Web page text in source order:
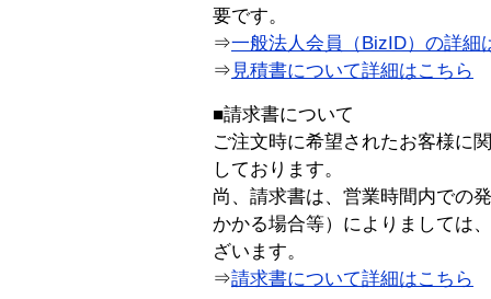
要です。
⇒一般法人会員（BizID）の詳細
⇒ 見積書について詳細はこちら
■請求書について
ご注文時に希望されたお客様に
しております。
尚、請求書は、営業時間内での
かかる場合等）によりましては
ざいます。
⇒請求書について詳細はこちら